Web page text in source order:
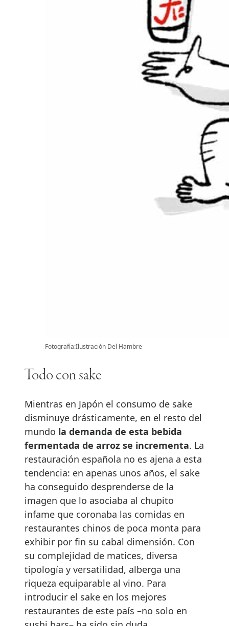
Fotografía:Ilustración Del Hambre
Todo con sake
Mientras en Japón el consumo de sake
disminuye drásticamente, en el resto del
mundo la demanda de esta bebida
fermentada de arroz se incrementa. La
restauración española no es ajena a esta
tendencia: en apenas unos años, el sake
ha conseguido desprenderse de la
imagen que lo asociaba al chupito
infame que coronaba las comidas en
restaurantes chinos de poca monta para
exhibir por fin su cabal dimensión. Con
su complejidad de matices, diversa
tipología y versatilidad, alberga una
riqueza equiparable al vino. Para
introducir el sake en los mejores
restaurantes de este país –no solo en